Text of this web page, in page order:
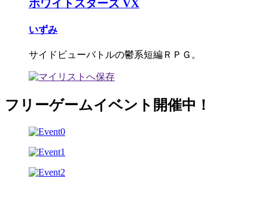
ホワイトスターズ VX
いずみ
サイドビューバトルの鬱系短編ＲＰＧ。
フリーゲームイベント開催中！